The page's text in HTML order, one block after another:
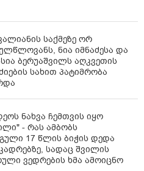
საქმეზე ორ
ნია იმნაძესა და
ბერუაშვილს აღკვეთის
სახით პატიმრობა
ნახვა ჩემთვის იყო
- რას ამბობს
17 წლის ბიჭის დედა
სადაც შვილის
ვედრების ხმა ამოიცნო